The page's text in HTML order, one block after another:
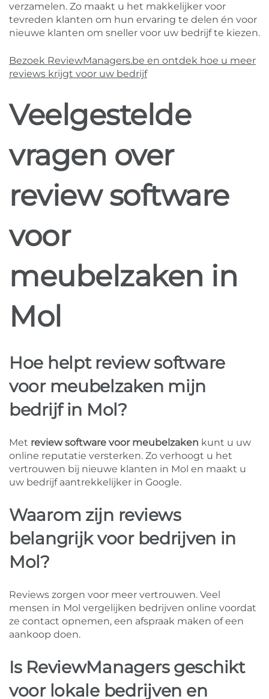
verzamelen. Zo maakt u het makkelijker voor
tevreden klanten om hun ervaring te delen én voor
nieuwe klanten om sneller voor uw bedrijf te kiezen.
Bezoek ReviewManagers.be en ontdek hoe u meer
reviews krijgt voor uw bedrijf
Veelgestelde
vragen over
review software
voor
meubelzaken in
Mol
Hoe helpt review software
voor meubelzaken mijn
bedrijf in Mol?
Met review software voor meubelzaken kunt u uw
online reputatie versterken. Zo verhoogt u het
vertrouwen bij nieuwe klanten in Mol en maakt u
uw bedrijf aantrekkelijker in Google.
Waarom zijn reviews
belangrijk voor bedrijven in
Mol?
Reviews zorgen voor meer vertrouwen. Veel
mensen in Mol vergelijken bedrijven online voordat
ze contact opnemen, een afspraak maken of een
aankoop doen.
Is ReviewManagers geschikt
voor lokale bedrijven en